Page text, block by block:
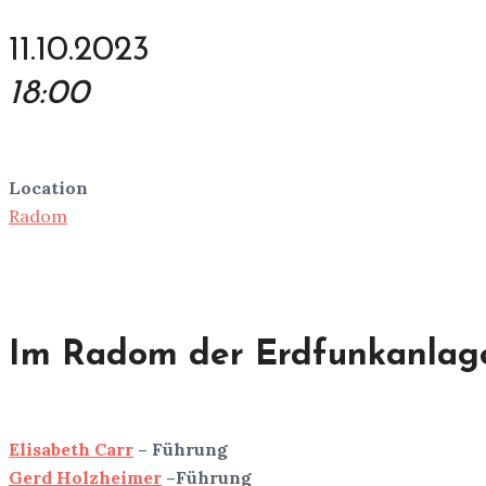
11.10.2023
18:00
Location
Radom
Im Radom der
Elisabeth Carr – Führung
Gerd Holzheimer –Führung